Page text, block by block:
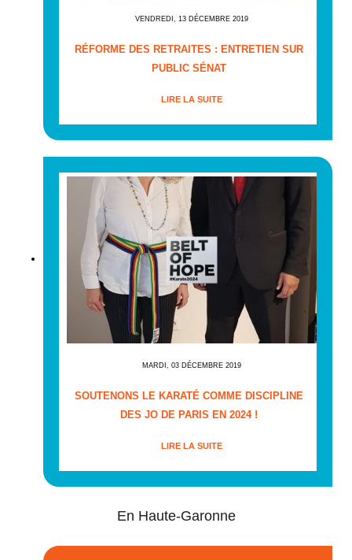
VENDREDI, 13 DÉCEMBRE 2019
RÉFORME DES RETRAITES : ENTRETIEN SUR
PUBLIC SÉNAT
LIRE LA SUITE
MARDI, 03 DÉCEMBRE 2019
SOUTENONS LE KARATÉ COMME DISCIPLINE
DES JO DE PARIS EN 2024 !
LIRE LA SUITE
En Haute-Garonne